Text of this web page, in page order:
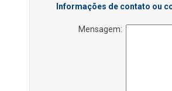
Informações de contato ou
Mensagem: